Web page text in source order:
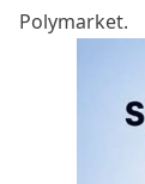
Polymarket.